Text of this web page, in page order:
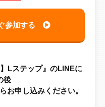
参加する
Lステップ』のLINEに
後
お申し込みください。